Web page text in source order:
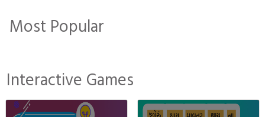
Most Popular
Interactive Games